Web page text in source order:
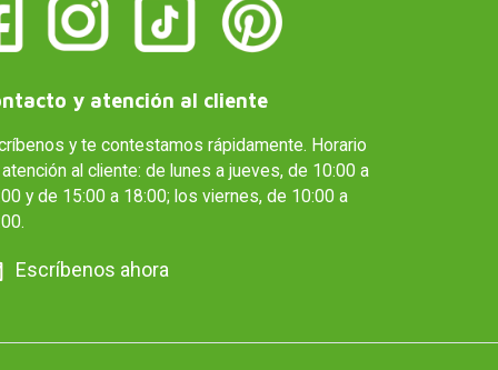
y atención al cliente
y te contestamos rápidamente. Horario
al cliente: de lunes a jueves, de 10:00 a
y de 15:00 a 18:00; los viernes, de 10:00 a
Escríbenos ahora